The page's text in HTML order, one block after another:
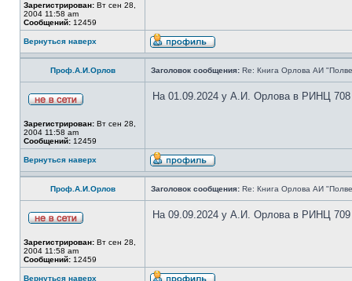
Зарегистрирован: Вт сен 28,
2004 11:58 am
Сообщений: 12459
Вернуться наверх
Проф.А.И.Орлов Заголовок сообщения: Re: Книга Орлова АИ
Зарегистрирован: Вт сен 28,
2004 11:58 am
Сообщений: 12459
На 01.09.2024 у А.И. Орлова в РИНЦ 708
Вернуться наверх
Проф.А.И.Орлов Заголовок сообщения: Re: Книга Орлова АИ
Зарегистрирован: Вт сен 28,
2004 11:58 am
Сообщений: 12459
На 09.09.2024 у А.И. Орлова в РИНЦ 709
Вернуться наверх